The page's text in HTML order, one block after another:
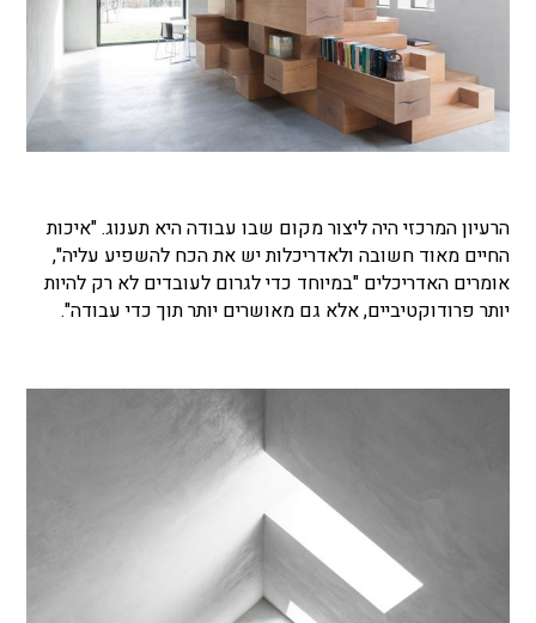
הרעיון המרכזי היה ליצור מקום שבו עבודה היא תענוג. "איכות
החיים מאוד חשובה ולאדריכלות יש את הכח להשפיע עליה",
אומרים האדריכלים "במיוחד כדי לגרום לעובדים לא רק להיות
יותר פרודוקטיביים, אלא גם מאושרים יותר תוך כדי עבודה".